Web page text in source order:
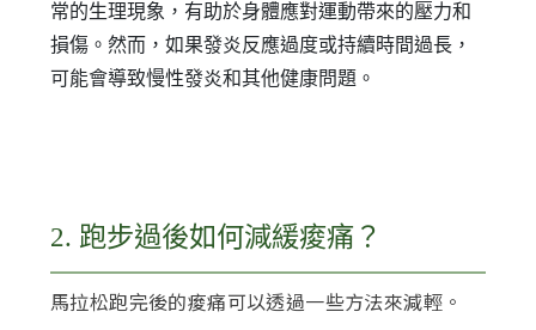
常的生理現象，有助於身體應對運動帶來的壓力和
損傷。然而，如果發炎反應過度或持續時間過長，
可能會導致慢性發炎和其他健康問題。
2. 跑步過後如何減緩痠痛？
馬拉松跑完後的痠痛可以透過一些方法來減輕。